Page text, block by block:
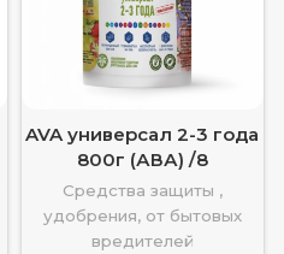
AVA универсал 2-3 года
800г (АВА) /8
Средства защиты ,
удобрения, от бытовых
вредителей